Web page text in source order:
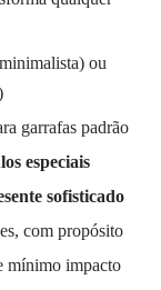
ou
garrafas padrão
especiais
sofisticado
com propósito
mínimo impacto